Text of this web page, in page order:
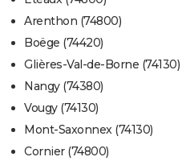
Arenthon (74800)
Boëge (74420)
Glières-Val-de-Borne (74130)
Nangy (74380)
Vougy (74130)
Mont-Saxonnex (74130)
Cornier (74800)